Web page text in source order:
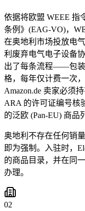
依据将欧盟 WEEE 指
条例》(EAG-VO)，
在奥地利市场投放电
利废弃电气电子设备
出了每条流程——包
格，每年仅计费一次
Amazon.de 卖家必须
ARA 的许可证编号
的泛欧 (Pan-EU) 商品
奥地利不存在任何销
即为强制。入驻时，
的商品目录，并在同
办理。
02